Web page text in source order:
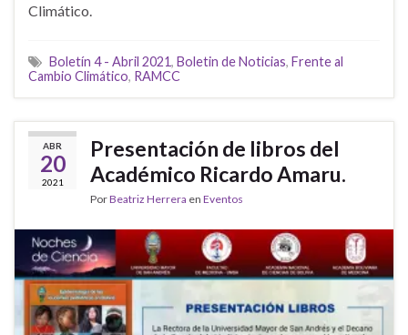
Climático.
Boletín 4 - Abril 2021, Boletin de Noticias, Frente al
Cambio Climático, RAMCC
ABR
20
2021
Presentación de libros del
Académico Ricardo Amaru.
PorBeatriz Herrera en Eventos